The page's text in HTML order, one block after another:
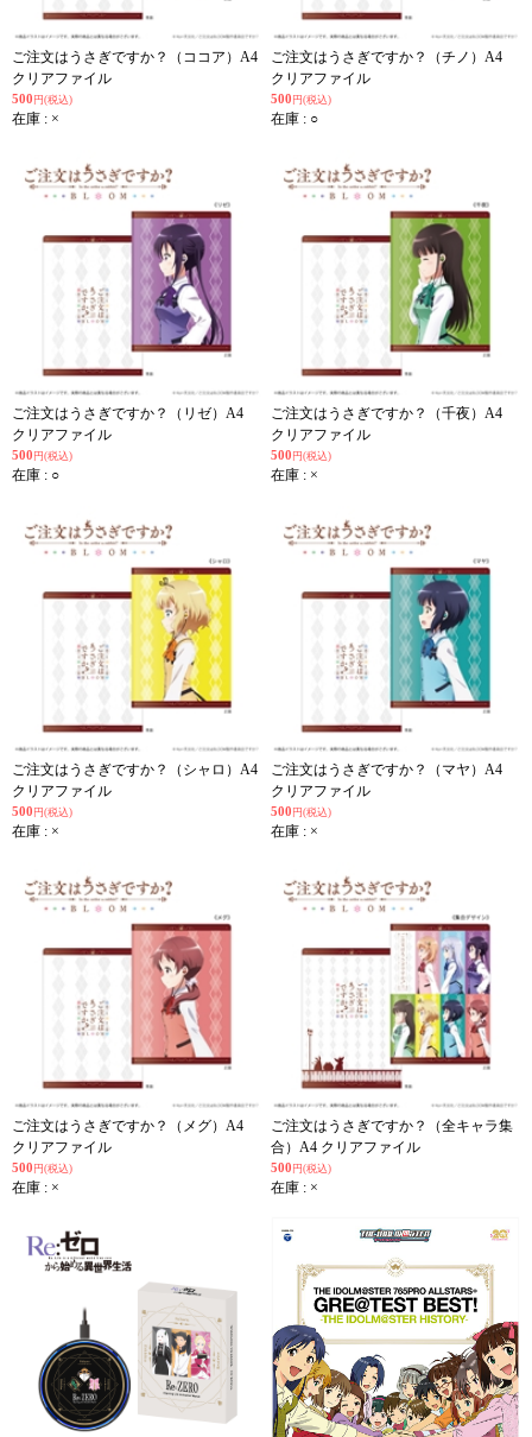
ご注文はうさぎですか？（ココア）A4
クリアファイル
500 円(税込)
在庫 : ×
ご注文はうさぎですか？（チノ）A4
クリアファイル
500 円(税込)
在庫 : ○
ご注文はうさぎですか？（リゼ）A4
クリアファイル
500 円(税込)
在庫 : ○
ご注文はうさぎですか？（千夜）A4
クリアファイル
500 円(税込)
在庫 : ×
ご注文はうさぎですか？（シャロ）A4
クリアファイル
500 円(税込)
在庫 : ×
ご注文はうさぎですか？（マヤ）A4
クリアファイル
500 円(税込)
在庫 : ×
ご注文はうさぎですか？（メグ）A4
クリアファイル
500 円(税込)
在庫 : ×
ご注文はうさぎですか？（全キャラ集
合）A4 クリアファイル
500 円(税込)
在庫 : ×